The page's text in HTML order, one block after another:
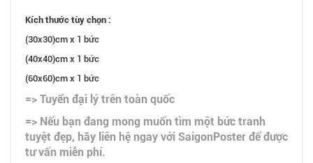
Kích thước tùy chọn :
(30x30)cm x 1 bức
(40x40)cm x 1 bức
(60x60)cm x 1 bức
=> Tuyển đại lý trên toàn quốc
=> Nếu bạn đang mong muốn tìm một bức tranh
tuyệt đẹp, hãy liên hệ ngay với SaigonPoster để được
tư vấn miễn phí.